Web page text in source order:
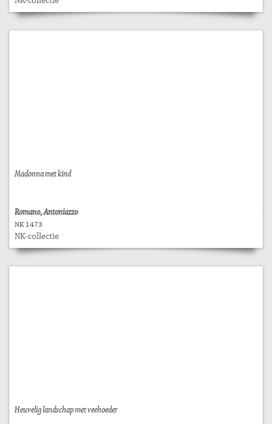
Madonna met kind
Romano, Antoniazzo
NK 1473
NK-collectie
Heuvelig landschap met veehoeder